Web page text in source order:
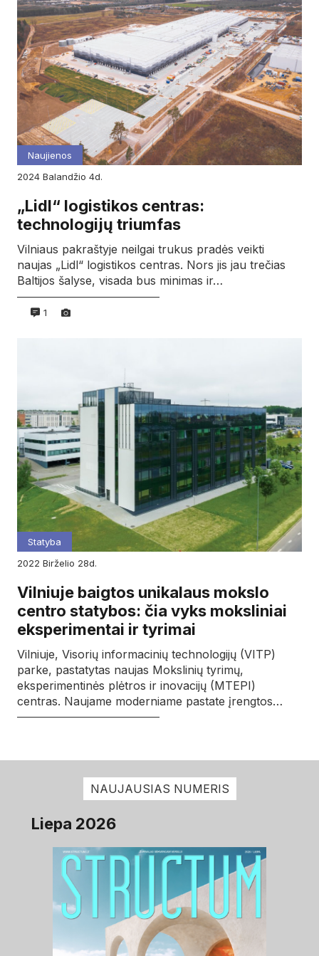
Naujienos
2024
balandžio 4d.
„Lidl“ logistikos centras:
technologijų triumfas
Vilniaus pakraštyje neilgai trukus pradės veikti
naujas „Lidl“ logistikos centras. Nors jis jau trečias
Baltijos šalyse, visada bus minimas ir…
1
Statyba
2022
birželio 28d.
Vilniuje baigtos unikalaus mokslo
centro statybos: čia vyks moksliniai
eksperimentai ir tyrimai
Vilniuje, Visorių informacinių technologijų (VITP)
parke, pastatytas naujas Mokslinių tyrimų,
eksperimentinės plėtros ir inovacijų (MTEPI)
centras. Naujame moderniame pastate įrengtos…
NAUJAUSIAS NUMERIS
Liepa 2026